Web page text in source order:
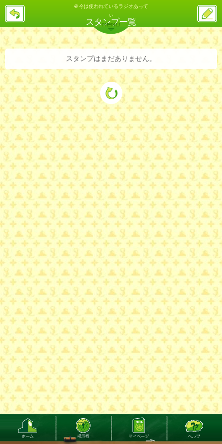
＠今は使われているラジオあって
ぃ
スタンプ一覧
戻
ス
投
稿
バックナンバー 詳細検索 ランキング
MENU
スタンプはまだありません。